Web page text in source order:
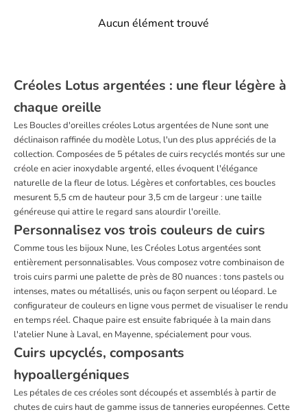
Aucun élément trouvé
Créoles Lotus argentées : une fleur légère à
chaque oreille
Les Boucles d'oreilles créoles Lotus argentées de Nune sont une
déclinaison raffinée du modèle Lotus, l'un des plus appréciés de la
collection. Composées de 5 pétales de cuirs recyclés montés sur une
créole en acier inoxydable argenté, elles évoquent l'élégance
naturelle de la fleur de lotus. Légères et confortables, ces boucles
mesurent 5,5 cm de hauteur pour 3,5 cm de largeur : une taille
généreuse qui attire le regard sans alourdir l'oreille.
Personnalisez vos trois couleurs de cuirs
Comme tous les bijoux Nune, les Créoles Lotus argentées sont
entièrement personnalisables. Vous composez votre combinaison de
trois cuirs parmi une palette de près de 80 nuances : tons pastels ou
intenses, mates ou métallisés, unis ou façon serpent ou léopard. Le
configurateur de couleurs en ligne vous permet de visualiser le rendu
en temps réel. Chaque paire est ensuite fabriquée à la main dans
l'atelier Nune à Laval, en Mayenne, spécialement pour vous.
Cuirs upcyclés, composants
hypoallergéniques
Les pétales de ces créoles sont découpés et assemblés à partir de
chutes de cuirs haut de gamme issus de tanneries européennes. Cette